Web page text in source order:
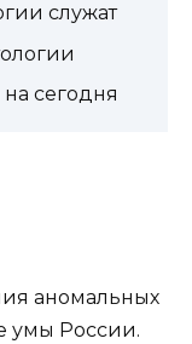
служат
сегодня
аномальных
умы России.